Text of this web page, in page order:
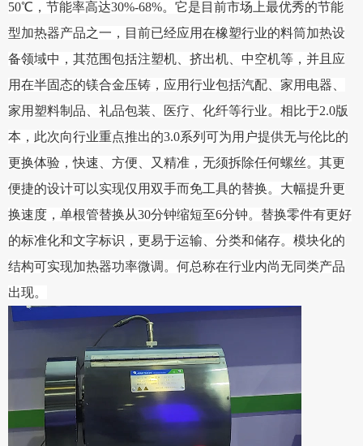
50℃，节能率高达30%-68%。它是目前市场上最优秀的节能
型加热器产品之一，目前已经应用在橡塑行业的料筒加热设
备领域中，其范围包括注塑机、挤出机、中空机等，并且应
用在半固态的镁合金压铸，应用行业包括汽配、家用电器、
家用塑料制品、礼品包装、医疗、化纤等行业。相比于2.0版
本，此次向行业重点推出的3.0系列可为用户提供无与伦比的
更换体验，快速、方便、又精准，无须拆除任何螺丝。其更
便捷的设计可以实现仅用双手而免工具的替换。大幅提升更
换速度，单根管替换从30分钟缩短至6分钟。替换零件有更好
的标准化和文字标识，更易于运输、分类和储存。模块化的
结构可实现加热器功率微调。何总称在行业内尚无同类产品
出现。